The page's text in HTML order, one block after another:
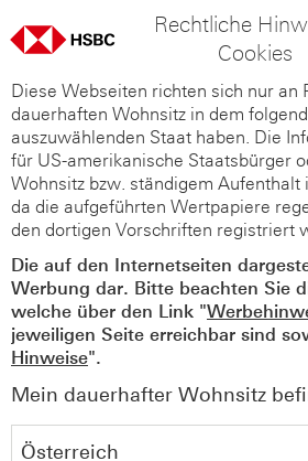
Rechtliche
Cookies
Diese Webseiten richten sich nur an
dauerhaften Wohnsitz in dem
auszuwählenden Staat haben. Die
für US-amerikanische Staatsbürger
Wohnsitz bzw. ständigem Aufenthalt
da die aufgeführten Wertpapiere
den dortigen Vorschriften registriert
Die auf den Internetseiten
Werbung dar. Bitte beachten Sie
welche über den Link "
jeweiligen Seite erreichbar sind
Hinweise".
Mein dauerhafter Wohnsitz